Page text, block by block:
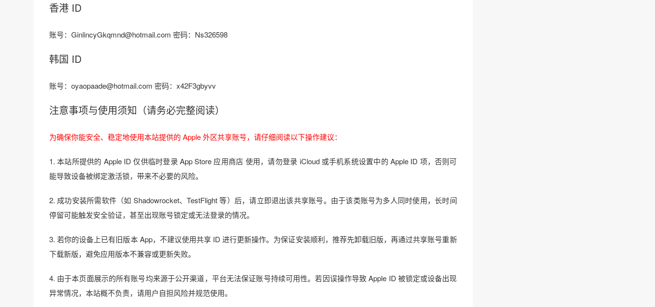
香港 ID
账号：GinlincyGkqmnd@hotmail.com 密码：Ns326598
韩国 ID
账号：oyaopaade@hotmail.com 密码：x42F3gbyvv
注意事项与使用须知（请务必完整阅读）
为确保你能安全、稳定地使用本站提供的 Apple 外区共享账号，请仔细阅读以下操作建议：
1. 本站所提供的 Apple ID 仅供临时登录 App Store 应用商店 使用，请勿登录 iCloud 或手机系统设置中的 Apple ID 项，否则可
能导致设备被绑定激活锁，带来不必要的风险。
2. 成功安装所需软件（如 Shadowrocket、TestFlight 等）后，请立即退出该共享账号。由于该类账号为多人同时使用，长时间
停留可能触发安全验证，甚至出现账号锁定或无法登录的情况。
3. 若你的设备上已有旧版本 App，不建议使用共享 ID 进行更新操作。为保证安装顺利，推荐先卸载旧版，再通过共享账号重新
下载新版，避免应用版本不兼容或更新失败。
4. 由于本页面展示的所有账号均来源于公开渠道，平台无法保证账号持续可用性。若因误操作导致 Apple ID 被锁定或设备出现
异常情况，本站概不负责，请用户自担风险并规范使用。